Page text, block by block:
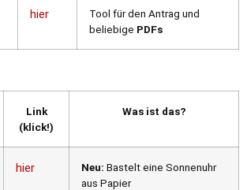
hier
Tool für den Antrag und
beliebige PDFs
Link
(klick!)
Was ist das?
hier Neu: Bastelt eine Sonnenuhr
aus Papier